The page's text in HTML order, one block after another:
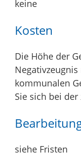
keine
Kosten
Die Höhe der
kommunalen
Sie sich bei
siehe Fristen